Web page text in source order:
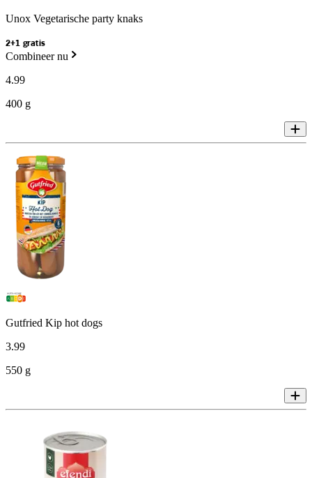
Unox Vegetarische party knaks
2+1 gratis
Combineer nu
4.99
400 g
Gutfried Kip hot dogs
3.99
550 g